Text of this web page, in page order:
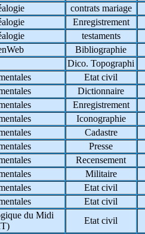
contrats mariage
Enregistrement
testaments
Bibliographie
Dico. Topographi
Etat civil
Dictionnaire
Enregistrement
Iconographie
Cadastre
Presse
Recensement
Militaire
Etat civil
Etat civil
du Midi
Etat civil